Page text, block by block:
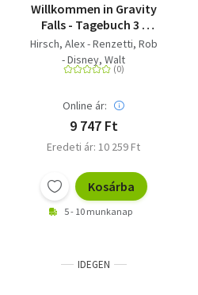
Willkommen in Gravity
Falls - Tagebuch 3 -
Das Buch zur Serie
Hirsch, Alex - Renzetti, Rob
- Disney, Walt
Online ár:
9 747 Ft
Eredeti ár: 10 259 Ft
Kosárba
5 - 10 munkanap
IDEGEN